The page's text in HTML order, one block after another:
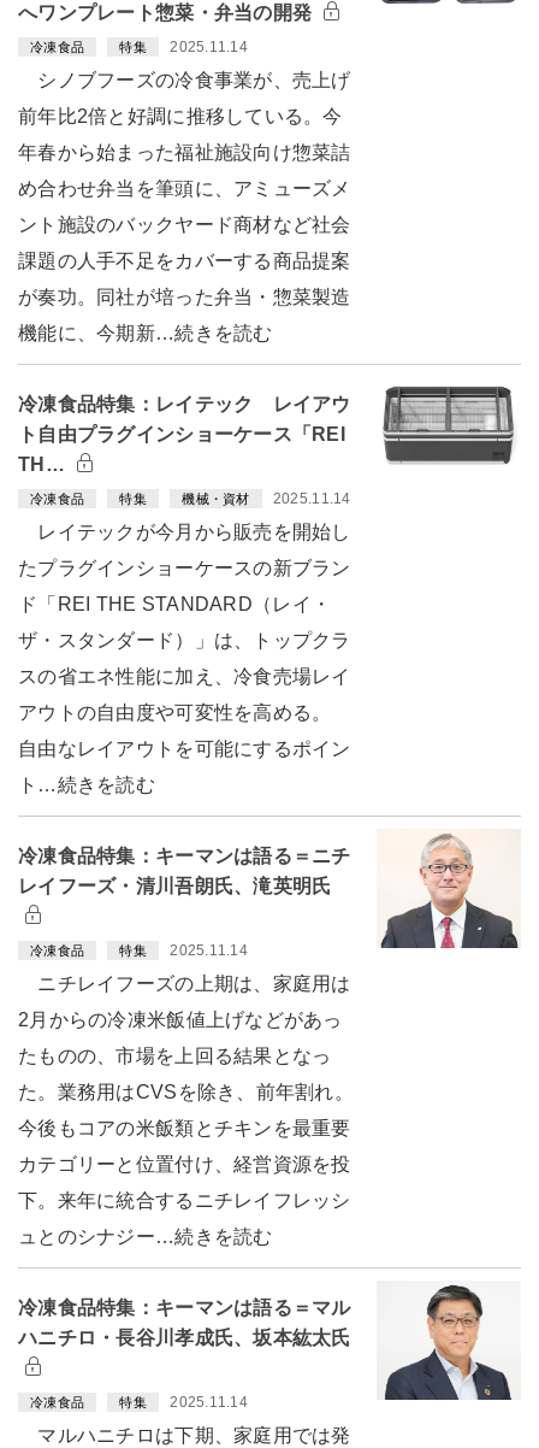
へワンプレート惣菜・弁当の開発
冷凍食品 特集 2025.11.14
シノブフーズの冷食事業が、売上げ
前年比2倍と好調に推移している。今
年春から始まった福祉施設向け惣菜詰
め合わせ弁当を筆頭に、アミューズメ
ント施設のバックヤード商材など社会
課題の人手不足をカバーする商品提案
が奏功。同社が培った弁当・惣菜製造
機能に、今期新…続きを読む
冷凍食品特集：レイテック レイアウ
ト自由プラグインショーケース「REI
TH…
冷凍食品 特集 機械・資材 2025.11.14
レイテックが今月から販売を開始し
たプラグインショーケースの新ブラン
ド「REI THE STANDARD（レイ・
ザ・スタンダード）」は、トップクラ
スの省エネ性能に加え、冷食売場レイ
アウトの自由度や可変性を高める。
自由なレイアウトを可能にするポイン
ト…続きを読む
冷凍食品特集：キーマンは語る＝ニチ
レイフーズ・清川吾朗氏、滝英明氏
冷凍食品 特集 2025.11.14
ニチレイフーズの上期は、家庭用は
2月からの冷凍米飯値上げなどがあっ
たものの、市場を上回る結果となっ
た。業務用はCVSを除き、前年割れ。
今後もコアの米飯類とチキンを最重要
カテゴリーと位置付け、経営資源を投
下。来年に統合するニチレイフレッシ
ュとのシナジー…続きを読む
冷凍食品特集：キーマンは語る＝マル
ハニチロ・長谷川孝成氏、坂本紘太氏
冷凍食品 特集 2025.11.14
マルハニチロは下期、家庭用では発